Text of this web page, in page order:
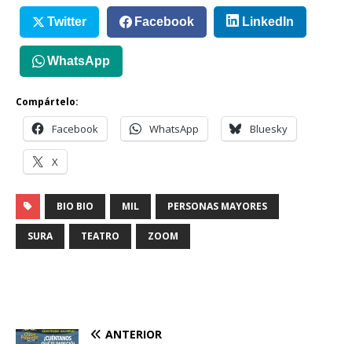
Twitter Facebook LinkedIn
WhatsApp
Compártelo:
Facebook WhatsApp Bluesky
X
BIO BIO MIL PERSONAS MAYORES
SURA TEATRO ZOOM
ANTERIOR